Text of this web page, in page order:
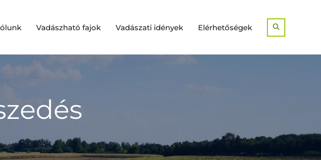
Vadászható fajok Vadászati idények Elérhetőségek